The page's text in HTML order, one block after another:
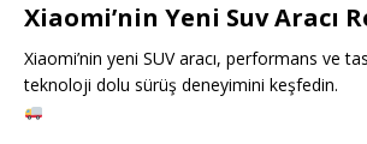
Xiaomi’nin Yeni Suv Aracı
Xiaomi’nin yeni SUV aracı, performans ve
teknoloji dolu sürüş deneyimini keşfedin.